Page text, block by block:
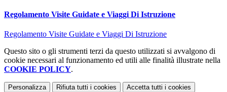
Regolamento Visite Guidate e Viaggi Di Istruzione
Regolamento Visite Guidate e Viaggi Di Istruzione
Questo sito o gli strumenti terzi da questo utilizzati si avvalgono di
cookie necessari al funzionamento ed utili alle finalità illustrate nella
COOKIE POLICY.
Personalizza Rifiuta tutti i cookies Accetta tutti i cookies